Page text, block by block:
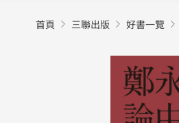
首頁 三聯出版 好書一覽